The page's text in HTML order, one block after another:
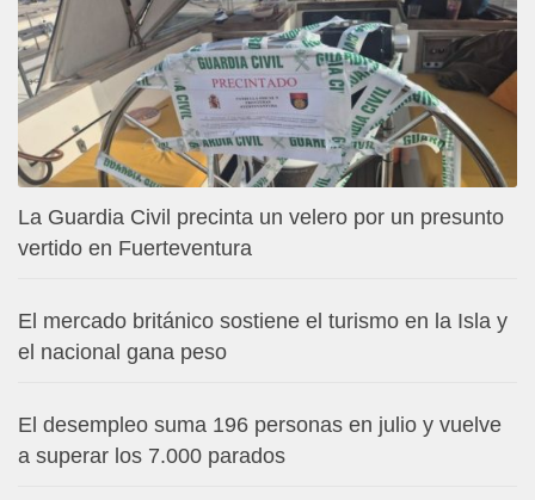
La Guardia Civil precinta un velero por un presunto
vertido en Fuerteventura
El mercado británico sostiene el turismo en la Isla y
el nacional gana peso
El desempleo suma 196 personas en julio y vuelve
a superar los 7.000 parados